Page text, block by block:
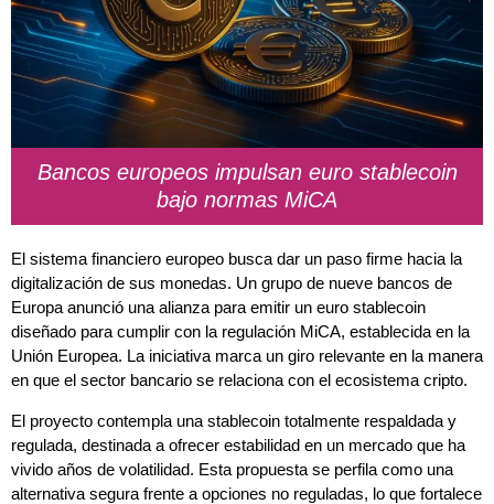
Bancos europeos impulsan euro stablecoin
bajo normas MiCA
El sistema financiero europeo busca dar un paso firme hacia la
digitalización de sus monedas. Un grupo de nueve bancos de
Europa anunció una alianza para emitir un euro stablecoin
diseñado para cumplir con la regulación MiCA, establecida en la
Unión Europea. La iniciativa marca un giro relevante en la manera
en que el sector bancario se relaciona con el ecosistema cripto.
El proyecto contempla una stablecoin totalmente respaldada y
regulada, destinada a ofrecer estabilidad en un mercado que ha
vivido años de volatilidad. Esta propuesta se perfila como una
alternativa segura frente a opciones no reguladas, lo que fortalece